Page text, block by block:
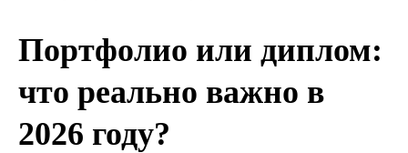
Портфолио или диплом:
что реально важно в
2026 году?